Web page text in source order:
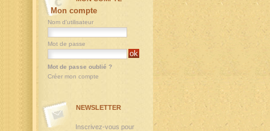
Mon compte
Nom d'utilisateur
Mot de passe
Mot de passe oublié ?
Créer mon compte
NEWSLETTER
Inscrivez-vous pour